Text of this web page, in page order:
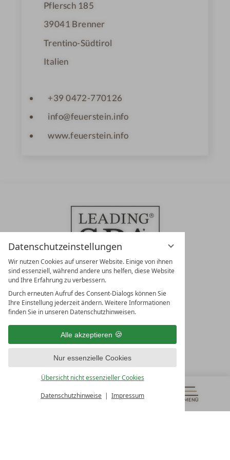
Datenschutzeinstellungen
Wir nutzen Cookies auf unserer Website. Einige von ihnen
sind essenziell, während andere uns helfen, diese Website
und Ihre Erfahrung zu verbessern.
Durch erneuten Aufruf des Consent-Dialogs können Sie
Ihre Einstellung jederzeit ändern. Weitere Informationen
finden Sie in unseren Datenschutzhinweisen.
Alle akzeptieren
Nur essenzielle Cookies
Übersicht nicht essenzieller Cookies
Datenschutzhinweise Impressum
MENÜ
GUTSCHEINE & MEHR ALLE RESORTS
Pflersch 185
39041 Brenner
Trentino-Südtirol
Italien
+39 0472-770126
info@feuerstein.info
www.feuerstein.info
LEADING SPA RESORTS
10. Oktober Str. 17/Top 1
Österreich
T +43 4242 22077
UNSERE ÖFFNUNGSZEITEN